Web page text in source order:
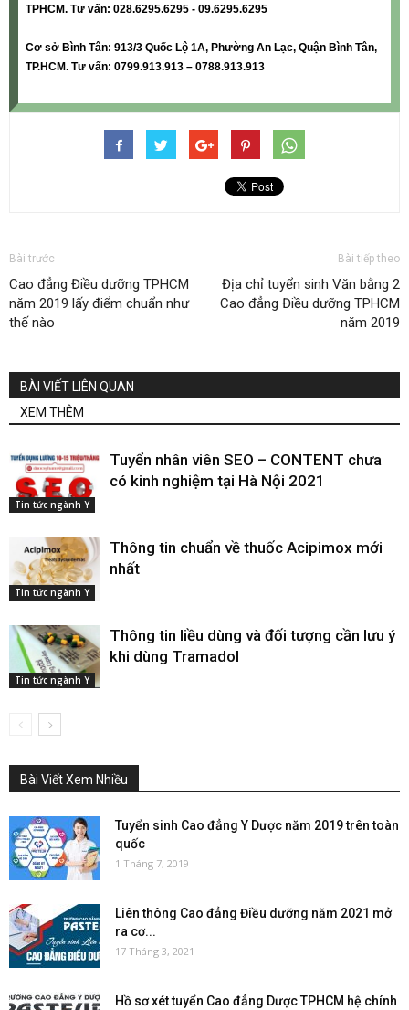
TPHCM. Tư vấn: 028.6295.6295 - 09.6295.6295
Cơ sở Bình Tân: 913/3 Quốc Lộ 1A, Phường An Lạc, Quận Bình Tân,
TP.HCM. Tư vấn: 0799.913.913 – 0788.913.913
Bài trước
Cao đẳng Điều dưỡng TPHCM
năm 2019 lấy điểm chuẩn như
thế nào
Bài tiếp theo
Địa chỉ tuyển sinh Văn bằng 2
Cao đẳng Điều dưỡng TPHCM
năm 2019
BÀI VIẾT LIÊN QUAN
XEM THÊM
Tin tức ngành Y
Tuyển nhân viên SEO – CONTENT chưa
có kinh nghiệm tại Hà Nội 2021
Tin tức ngành Y
Thông tin chuẩn về thuốc Acipimox mới
nhất
Tin tức ngành Y
Thông tin liều dùng và đối tượng cần lưu ý
khi dùng Tramadol
Bài Viết Xem Nhiều
Tuyển sinh Cao đẳng Y Dược năm 2019 trên toàn
quốc
1 Tháng 7, 2019
Liên thông Cao đẳng Điều dưỡng năm 2021 mở
ra cơ...
17 Tháng 3, 2021
Hồ sơ xét tuyển Cao đẳng Dược TPHCM hệ chính